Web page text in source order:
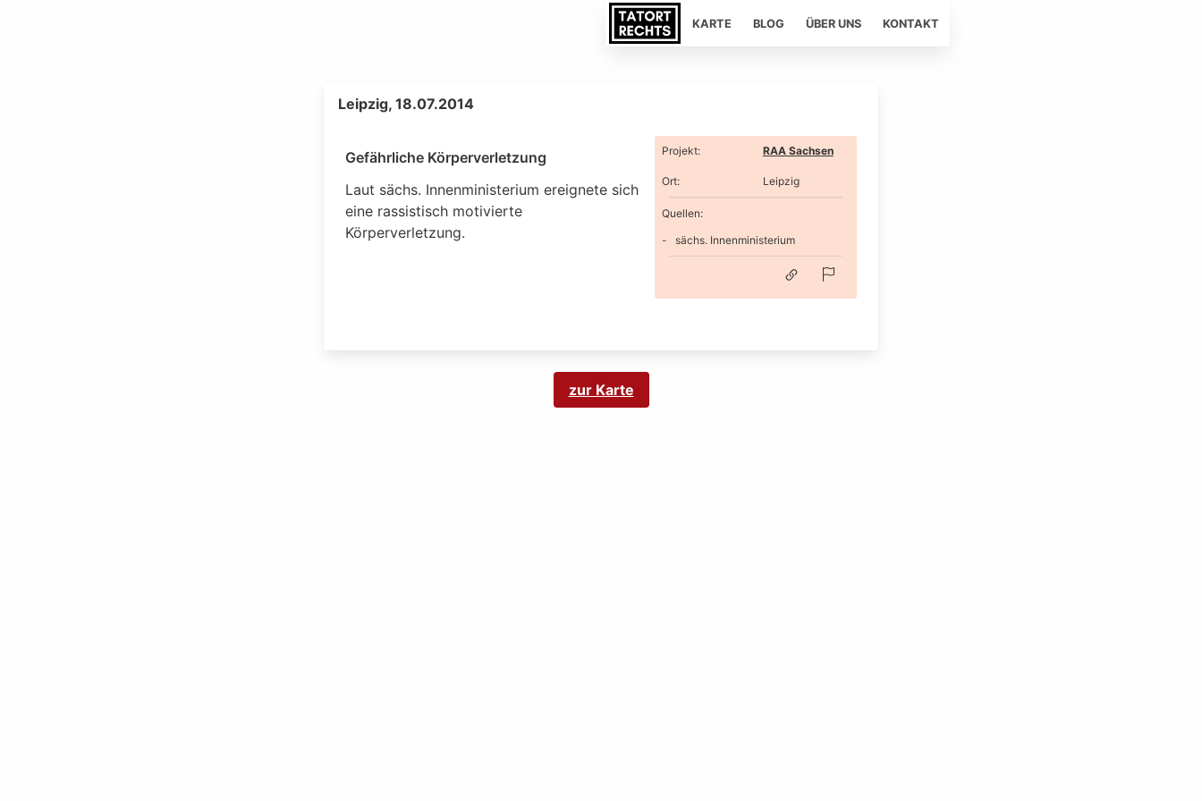
KARTE BLOG ÜBER UNS KONTAKT
Leipzig, 18.07.2014
Gefährliche Körperverletzung
Laut sächs. Innenministerium ereignete sich
eine rassistisch motivierte
Körperverletzung.
Projekt: RAA Sachsen
Ort: Leipzig
Quellen:
sächs. Innenministerium
zur Karte